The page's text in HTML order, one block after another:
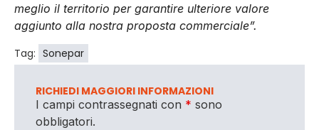
meglio il territorio per garantire ulteriore valore
aggiunto alla nostra proposta commerciale”.
Tag: Sonepar
RICHIEDI MAGGIORI INFORMAZIONI
I campi contrassegnati con * sono
obbligatori.